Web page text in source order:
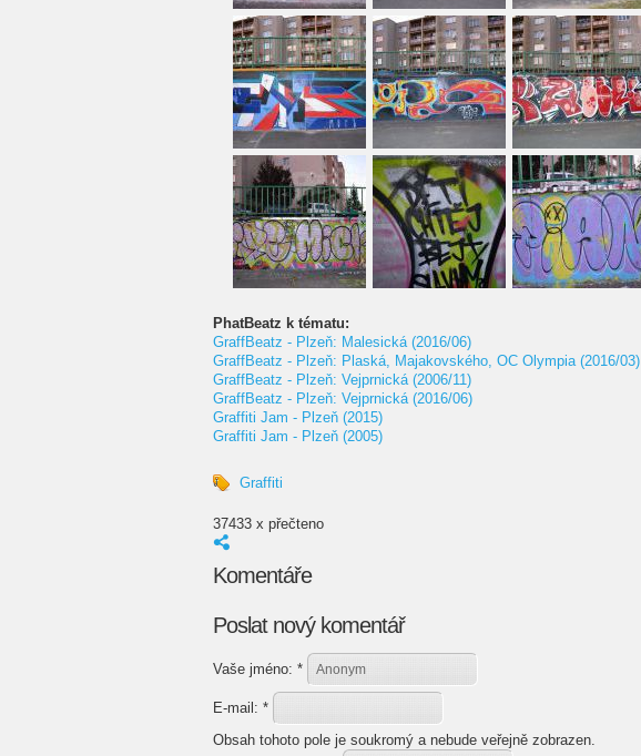
PhatBeatz k tématu:
GraffBeatz - Plzeň: Malesická (2016/06)
GraffBeatz - Plzeň: Plaská, Majakovského, OC Olympia (2016/03)
GraffBeatz - Plzeň: Vejprnická (2006/11)
GraffBeatz - Plzeň: Vejprnická (2016/06)
Graffiti Jam - Plzeň (2015)
Graffiti Jam - Plzeň (2005)
Graffiti
37433 x přečteno
Komentáře
Poslat nový komentář
Vaše jméno: *
E-mail: *
Obsah tohoto pole je soukromý a nebude veřejně zobrazen.